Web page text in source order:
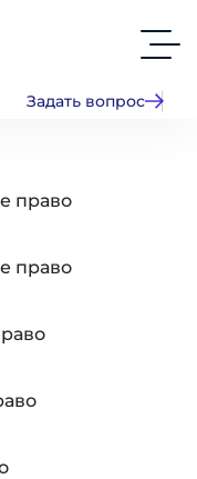
Задать вопрос
право
право